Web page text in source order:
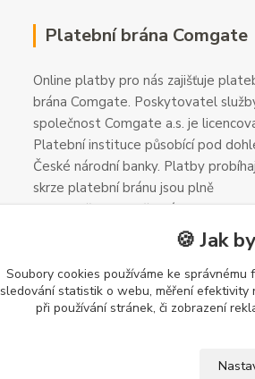
Platební brána Comgate
Online platby pro nás zajišťuje
brána Comgate. Poskytovatel
společnost Comgate a.s. je
Platební instituce působící pod
České národní banky. Platby
skrze platební bránu jsou plně
zabezpečeny a veškeré informace
šifrovány. Další informace a kontakty
🍪 Jak
Soubory cookies používáme ke
sledování statistik o webu, měření
při používání stránek, či zobrazení